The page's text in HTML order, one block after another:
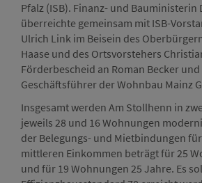
Pfalz (ISB). Finanz- und Bauministerin
überreichte gemeinsam mit ISB-
Ulrich Link im Beisein des
Haase und des Ortsvorstehers
Förderbescheid an Roman Becker
Geschäftsführer der Wohnbau Mainz
Insgesamt werden Am Stollhenn in
jeweils 28 und 16 Wohnungen
der Belegungs- und Mietbindungen
mittleren Einkommen beträgt für 25
und für 19 Wohnungen 25 Jahre. Es